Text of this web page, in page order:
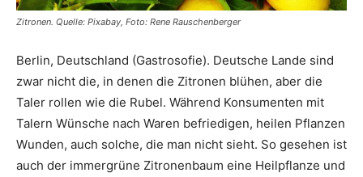
Zitronen. Quelle: Pixabay, Foto: Rene Rauschenberger
Berlin, Deutschland (Gastrosofie). Deutsche Lande sind
zwar nicht die, in denen die Zitronen blühen, aber die
Taler rollen wie die Rubel. Während Konsumenten mit
Talern Wünsche nach Waren befriedigen, heilen Pflanzen
Wunden, auch solche, die man nicht sieht. So gesehen ist
auch der immergrüne Zitronenbaum eine Heilpflanze und